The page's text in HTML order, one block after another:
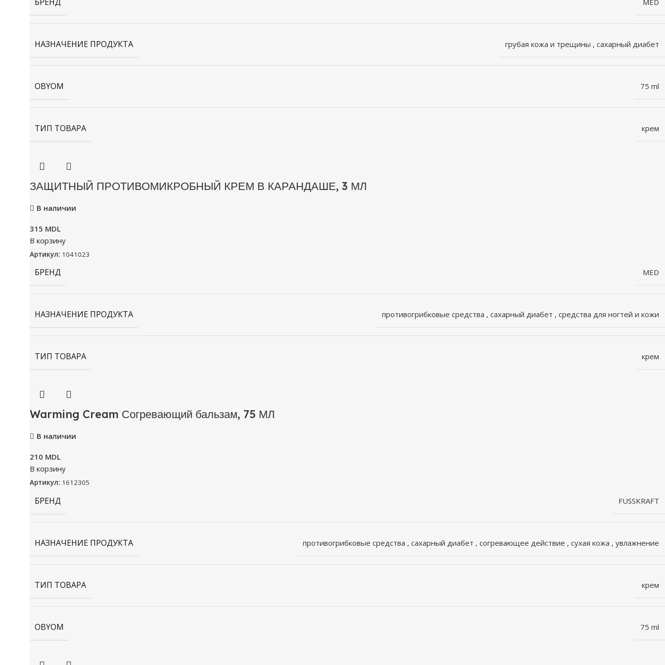
НАЗНАЧЕНИЕ ПРОДУКТА грубая кожа и трещины , сахарный диабет
OBYOM 75 ml
ТИП ТОВАРА крем
ЗАЩИТНЫЙ ПРОТИВОМИКРОБНЫЙ КРЕМ В КАРАНДАШЕ, 3 МЛ
В наличии
315 MDL
В корзину
Артикул: 1041023
БРЕНД MED
НАЗНАЧЕНИЕ ПРОДУКТА противогрибковые средства , сахарный диабет , средства для ногтей и кожи
ТИП ТОВАРА крем
Warming Cream Согревающий бальзам, 75 МЛ
В наличии
210 MDL
В корзину
Артикул: 1612305
БРЕНД FUSSKRAFT
НАЗНАЧЕНИЕ ПРОДУКТА противогрибковые средства , сахарный диабет , согревающее действие , сухая кожа , увлажнение
ТИП ТОВАРА крем
OBYOM 75 ml